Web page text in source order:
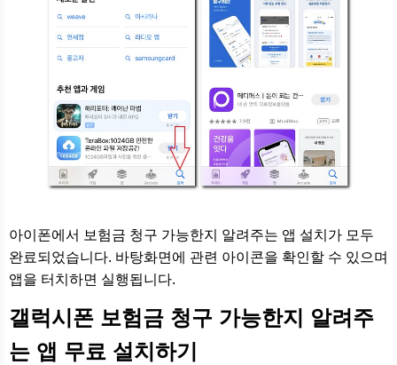
아이폰에서 보험금 청구 가능한지 알려주는 앱 설치가 모두
완료되었습니다. 바탕화면에 관련 아이콘을 확인할 수 있으며
앱을 터치하면 실행됩니다.
갤럭시폰 보험금 청구 가능한지 알려주
는 앱 무료 설치하기